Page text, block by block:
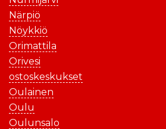
Närpiö
Nöykkiö
Orimattila
Orivesi
ostoskeskukset
Oulainen
Oulu
Oulunsalo